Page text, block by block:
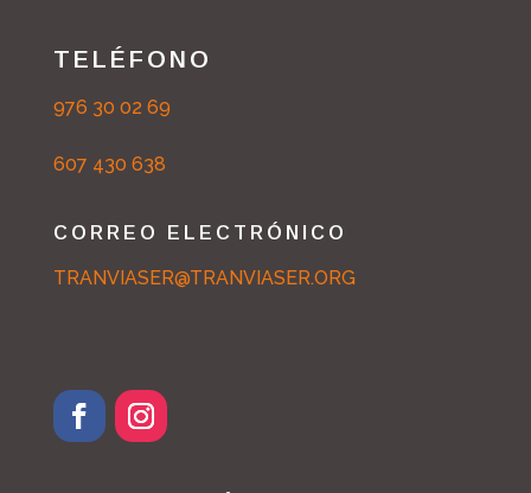
TELÉFONO
976 30 02 69
607 430 638
CORREO ELECTRÓNICO
TRANVIASER@TRANVIASER.ORG